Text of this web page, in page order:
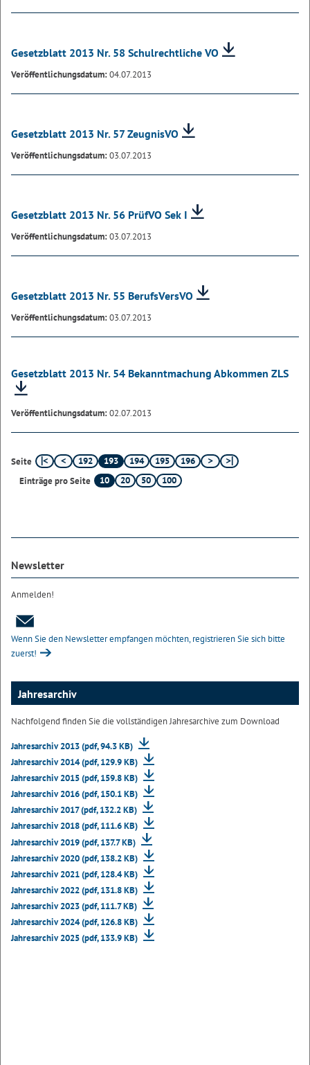
Gesetzblatt 2013 Nr. 58 Schulrechtliche VO
Veröffentlichungsdatum:04.07.2013
Gesetzblatt 2013 Nr. 57 ZeugnisVO
Veröffentlichungsdatum:03.07.2013
Gesetzblatt 2013 Nr. 56 PrüfVO Sek I
Veröffentlichungsdatum:03.07.2013
Gesetzblatt 2013 Nr. 55 BerufsVersVO
Veröffentlichungsdatum:03.07.2013
Gesetzblatt 2013 Nr. 54 Bekanntmachung Abkommen ZLS
Veröffentlichungsdatum:02.07.2013
Seite 192 193 194 195
196
Einträge pro Seite
10 20 50 100
Newsletter
Anmelden!
Wenn Sie den Newsletter empfangen möchten, registrieren Sie sich bitte
zuerst!
Jahresarchiv
Nachfolgend finden Sie die vollständigen Jahresarchive zum Download
Jahresarchiv 2013 (pdf, 94.3 KB)
Jahresarchiv 2014 (pdf, 129.9 KB)
Jahresarchiv 2015 (pdf, 159.8 KB)
Jahresarchiv 2016 (pdf, 150.1 KB)
Jahresarchiv 2017 (pdf, 132.2 KB)
Jahresarchiv 2018 (pdf, 111.6 KB)
Jahresarchiv 2019 (pdf, 137.7 KB)
Jahresarchiv 2020 (pdf, 138.2 KB)
Jahresarchiv 2021 (pdf, 128.4 KB)
Jahresarchiv 2022 (pdf, 131.8 KB)
Jahresarchiv 2023 (pdf, 111.7 KB)
Jahresarchiv 2024 (pdf, 126.8 KB)
Jahresarchiv 2025 (pdf, 133.9 KB)